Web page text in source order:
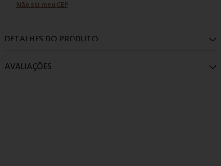
Não sei meu CEP
DETALHES DO PRODUTO
AVALIAÇÕES